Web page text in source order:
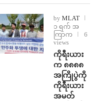
by MLAT
၁ ရက် အ
ကြာက
6
views
ကိုရီးယား
က ၈၈၈၈
အကြိုပွဲကို
ကိုရီးယား
အမတ်